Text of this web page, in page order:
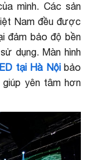
mình. Các sản
Nam đều được
đảm bảo độ bền
dụng. Màn hình
tại Hà Nộibảo
giúp yên tâm hơn